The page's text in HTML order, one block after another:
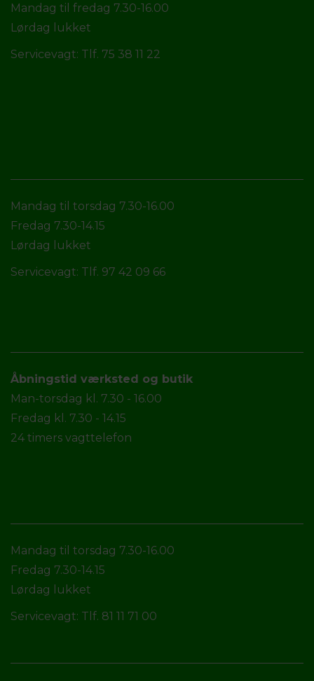
Mandag til fredag 7.30-16.00
Lørdag lukket
Servicevagt: Tlf. 75 38 11 22
Mandag til torsdag 7.30-16.00
Fredag 7.30-14.15
Lørdag lukket
Servicevagt: Tlf. 97 42 09 66
Åbningstid værksted og butik
Man-torsdag kl. 7.30 - 16.00
Fredag kl. 7.30 - 14.15
24 timers vagttelefon
Mandag til torsdag 7.30-16.00
Fredag 7.30-14.15
Lørdag lukket
Servicevagt: Tlf. 81 11 71 00